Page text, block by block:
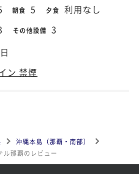
朝食 5 夕食 利用なし
その他設備 3
ン 禁煙
沖縄本島（那覇・南部）
ル那覇のレビュー